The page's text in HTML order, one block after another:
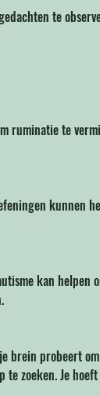
te
ruminatie te
kunnen
kan
brein probeert
zoeken. Je